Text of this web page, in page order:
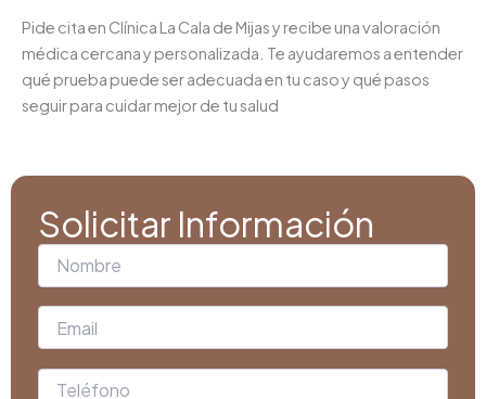
Pide cita en Clínica La Cala de Mijas y recibe una valoración
médica cercana y personalizada. Te ayudaremos a entender
qué prueba puede ser adecuada en tu caso y qué pasos
seguir para cuidar mejor de tu salud
Solicitar Información